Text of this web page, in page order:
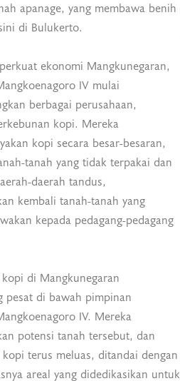
apanage, yang membawa benih
di Bulukerto.
ekonomi Mangkunegaran,
IV mulai
berbagai perusahaan,
kopi. Mereka
kopi secara besar-besaran,
tanah yang tidak terpakai dan
daerah tandus,
kembali tanah-tanah yang
kepada pedagang-pedagang
kopi di Mangkunegaran
pesat di bawah pimpinan
IV. Mereka
potensi tanah tersebut, dan
kopi terus meluas, ditandai dengan
areal yang didedikasikan untuk